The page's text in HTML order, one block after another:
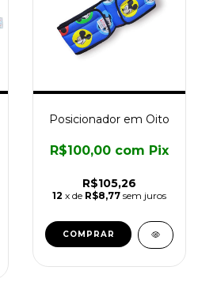
Posicionador em Oito
R$105,26
R$100,00 com Pix
12 x de R$8,77 sem juros
COMPRAR